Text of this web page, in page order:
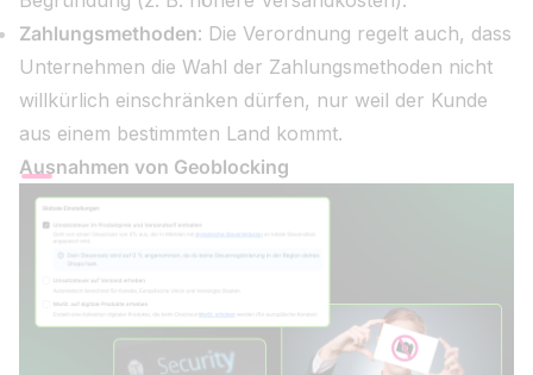
Zahlungsmethoden: Die Verordnung regelt auch, dass
Unternehmen die Wahl der Zahlungsmethoden nicht
willkürlich einschränken dürfen, nur weil der Kunde
aus einem bestimmten Land kommt.
Ausnahmen von Geoblocking